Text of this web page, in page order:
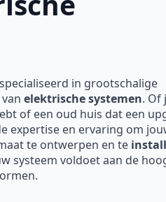
in grootschalige
elektrische systemen. Of
of een oud huis dat een
expertise en ervaring om
te ontwerpen en te
systeem voldoet aan de